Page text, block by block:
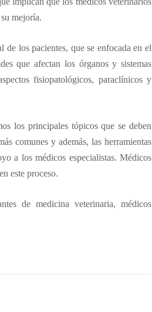
mejoría.
los pacientes, que se enfocada en el
que afectan los órganos y sistemas
fisiopatológicos, paraclínicos y
los principales tópicos que se deben
comunes y además, las herramientas
a los médicos especialistas. Médicos
este proceso.
de medicina veterinaria, médicos